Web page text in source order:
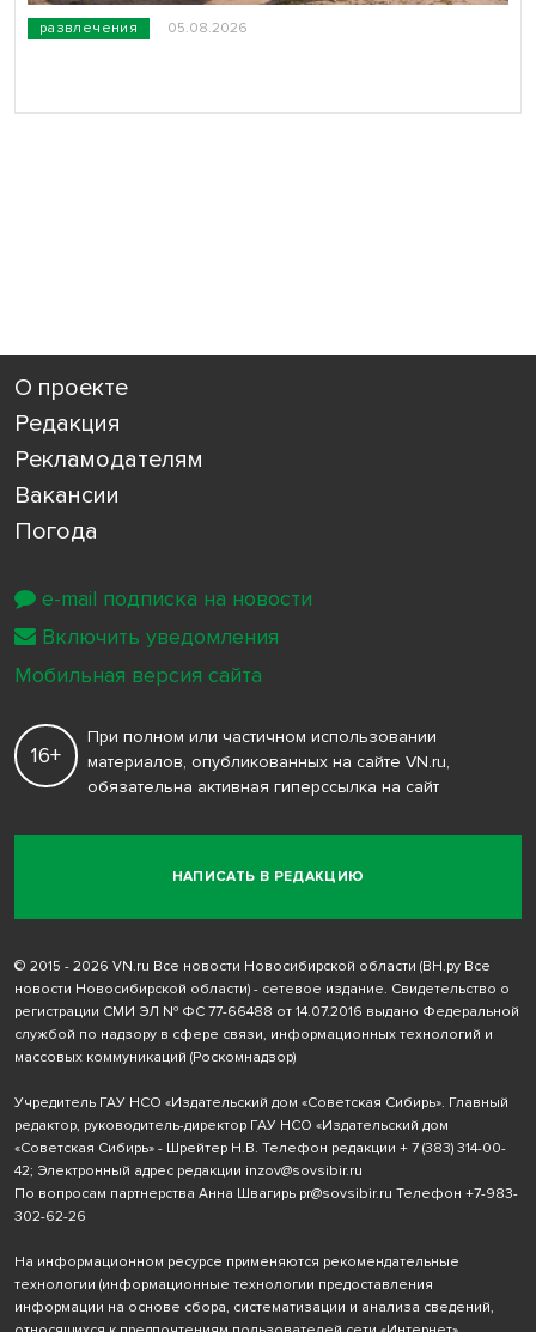
развлечения 05.08.2026
О проекте
Редакция
Рекламодателям
Вакансии
Погода
НАПИСАТЬ В РЕДАКЦИЮ
16+
При полном или частичном использовании
материалов, опубликованных на сайте VN.ru,
обязательна активная гиперссылка на сайт
© 2015 - 2026 VN.ru Все новости Новосибирской области (ВН.ру Все
новости Новосибирской области) - сетевое издание. Свидетельство о
регистрации СМИ ЭЛ № ФС 77-66488 от 14.07.2016 выдано Федеральной
службой по надзору в сфере связи, информационных технологий и
массовых коммуникаций (Роскомнадзор)
Учредитель ГАУ НСО «Издательский дом «Советская Сибирь». Главный
редактор, руководитель-директор ГАУ НСО «Издательский дом
«Советская Сибирь» - Шрейтер Н.В. Телефон редакции + 7 (383) 314-00-
42; Электронный адрес редакции inzov@sovsibir.ru
По вопросам партнерства Анна Швагирь pr@sovsibir.ru Телефон +7-983-
302-62-26
На информационном ресурсе применяются рекомендательные
технологии (информационные технологии предоставления
информации на основе сбора, систематизации и анализа сведений,
e-mail подписка на новости
Включить уведомления
Мобильная версия сайта